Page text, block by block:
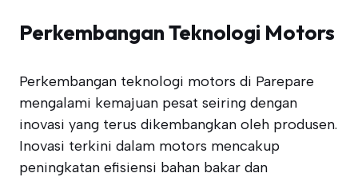
Perkembangan Teknologi Motors
Perkembangan teknologi motors di Parepare
mengalami kemajuan pesat seiring dengan
inovasi yang terus dikembangkan oleh produsen.
Inovasi terkini dalam motors mencakup
peningkatan efisiensi bahan bakar dan